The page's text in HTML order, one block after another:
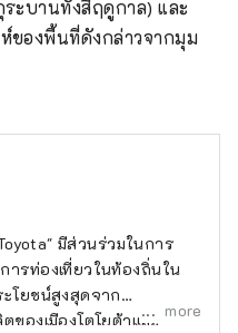
ะบานทั้งสี่ฤดูกาล) และ
ของพื้นที่ดังกล่าวจากมุม
มีส่วนร่วมในการ
รท่องเที่ยวในท้องถิ่นใน
โยชน์สูงสุดจาก
ของเมืองโตโยต้าและ more